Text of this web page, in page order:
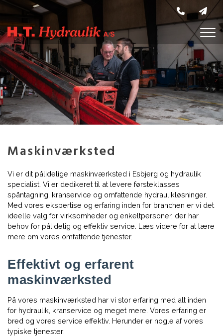
hovedindhold
Maskinværksted
Vi er dit pålidelige maskinværksted i Esbjerg og hydraulik
specialist. Vi er dedikeret til at levere førsteklasses
spåntagning, kranservice og omfattende hydraulikløsninger.
Med vores ekspertise og erfaring inden for branchen er vi det
ideelle valg for virksomheder og enkeltpersoner, der har
behov for pålidelig og effektiv service. Læs videre for at lære
mere om vores omfattende tjenester.
Effektivt og erfarent
maskinværksted
På vores maskinværksted har vi stor erfaring med alt inden
for hydraulik, kranservice og meget mere. Vores erfaring er
bred og vores service effektiv. Herunder er nogle af vores
typiske tjenester: